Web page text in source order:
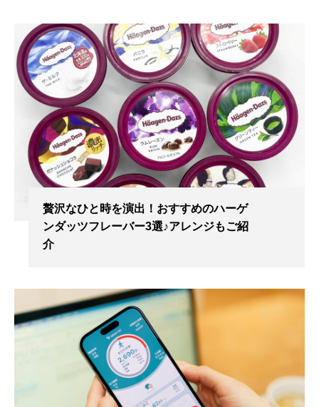
贅沢なひと時を演出！おすすめのハーゲ
ンダッツフレーバー3選♪アレンジもご紹
介